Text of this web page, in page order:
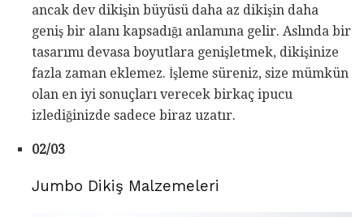
ancak dev dikişin büyüsü daha az dikişin daha
geniş bir alanı kapsadığı anlamına gelir. Aslında bir
tasarımı devasa boyutlara genişletmek, dikişinize
fazla zaman eklemez. İşleme süreniz, size mümkün
olan en iyi sonuçları verecek birkaç ipucu
izlediğinizde sadece biraz uzatır.
02/03
Jumbo Dikiş Malzemeleri